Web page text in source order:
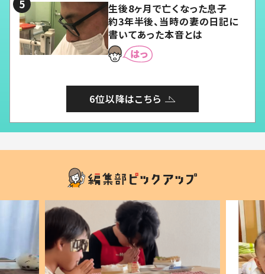
生後8ヶ月で亡くなった息子
約3年半後、当時の妻の日記に
書いてあった本音とは
6位以降はこちら